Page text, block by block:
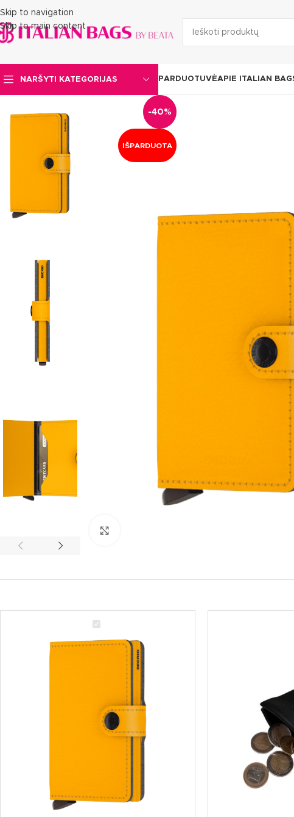
Skip to navigation
Skip to main content
NARŠYTI KATEGORIJAS PARDUOTUVĖAPIE ITALIAN
-40%
IŠPARDUOTA